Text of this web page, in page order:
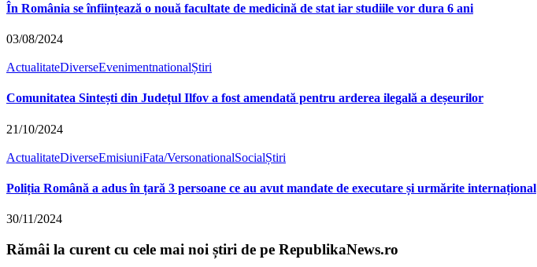
În România se înființează o nouă facultate de medicină de stat iar studiile vor dura 6 ani
03/08/2024
ActualitateDiverseEvenimentnationalȘtiri
Comunitatea Sintești din Județul Ilfov a fost amendată pentru arderea ilegală a deșeurilor
21/10/2024
ActualitateDiverseEmisiuniFata/VersonationalSocialȘtiri
Poliția Română a adus în țară 3 persoane ce au avut mandate de executare și urmărite internațional
30/11/2024
Rămâi la curent cu cele mai noi știri de pe RepublikaNews.ro